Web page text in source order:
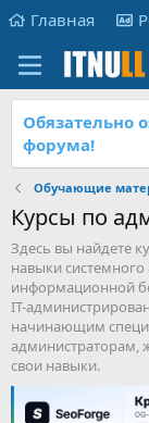
Главная
Обязательно
форума!
Обучающие
Курсы по
Здесь вы найдете
навыки
информационной
IT-
начинающим
администраторам,
свои навыки.